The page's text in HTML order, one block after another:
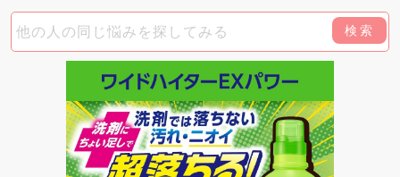
検索